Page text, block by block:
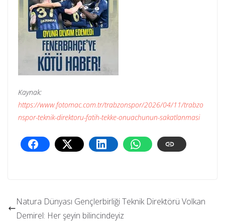
Kaynak:
https://www.fotomac.com.tr/trabzonspor/2026/04/11/trabzo
nspor-teknik-direktoru-fatih-tekke-onuachunun-sakatlanmasi
Natura Dünyası Gençlerbirliği Teknik Direktörü Volkan
Demirel: Her şeyin bilincindeyiz